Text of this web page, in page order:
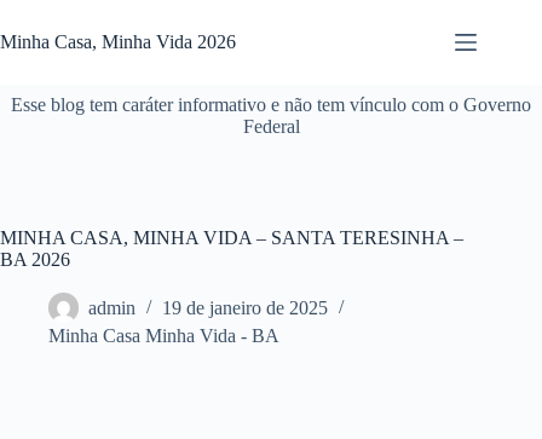
para
o
Minha Casa, Minha Vida 2026
Esse blog tem caráter informativo e não tem vínculo com o Governo
Federal
MINHA CASA, MINHA VIDA – SANTA TERESINHA –
BA 2026
admin
19 de janeiro de 2025
Minha Casa Minha Vida - BA